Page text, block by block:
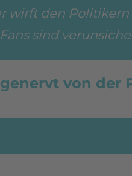
wirft den
sind
von der